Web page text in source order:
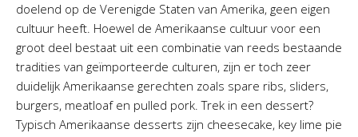
doelend op de Verenigde Staten van Amerika, geen eigen
cultuur heeft. Hoewel de Amerikaanse cultuur voor een
groot deel bestaat uit een combinatie van reeds bestaande
tradities van geïmporteerde culturen, zijn er toch zeer
duidelijk Amerikaanse gerechten zoals spare ribs, sliders,
burgers, meatloaf en pulled pork. Trek in een dessert?
Typisch Amerikaanse desserts zijn cheesecake, key lime pie